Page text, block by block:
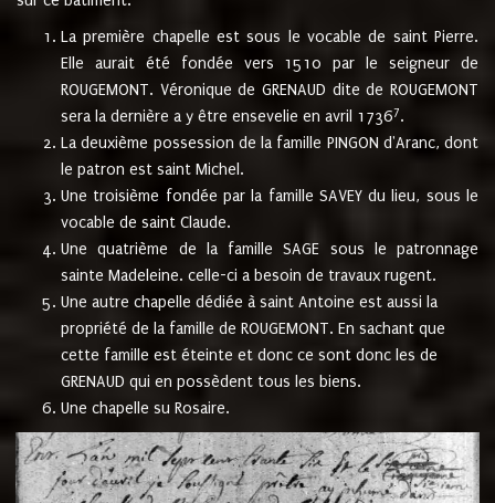
La première chapelle est sous le vocable de saint Pierre.
Elle aurait été fondée vers 1510 par le seigneur de
ROUGEMONT. Véronique de GRENAUD dite de ROUGEMONT
sera la dernière a y être ensevelie en avril 17367.
La deuxième possession de la famille PINGON d'Aranc, dont
le patron est saint Michel.
Une troisième fondée par la famille SAVEY du lieu, sous le
vocable de saint Claude.
Une quatrième de la famille SAGE sous le patronnage
sainte Madeleine. celle-ci a besoin de travaux rugent.
Une autre chapelle dédiée à saint Antoine est aussi la
propriété de la famille de ROUGEMONT. En sachant que
cette famille est éteinte et donc ce sont donc les de
GRENAUD qui en possèdent tous les biens.
Une chapelle su Rosaire.